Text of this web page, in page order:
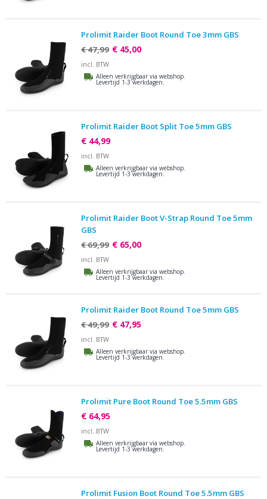
Prolimit Raider Boot Round Toe 3mm GBS
€ 47,99 € 45,00
incl. BTW
Alleen verkrijgbaar via webshop.
Levertijd 1-3 werkdagen.
Prolimit Raider Boot Split Toe 5mm GBS
€ 44,99
incl. BTW
Alleen verkrijgbaar via webshop.
Levertijd 1-3 werkdagen.
Prolimit Raider Boot V-Strap Round Toe 5mm
GBS
€ 69,99 € 65,00
incl. BTW
Alleen verkrijgbaar via webshop.
Levertijd 1-3 werkdagen.
Prolimit Raider Boot Round Toe 5mm GBS
€ 49,99 € 47,95
incl. BTW
Alleen verkrijgbaar via webshop.
Levertijd 1-3 werkdagen.
Prolimit Pure Boot Round Toe 5.5mm GBS
€ 64,95
incl. BTW
Alleen verkrijgbaar via webshop.
Levertijd 1-3 werkdagen.
Prolimit Fusion Boot Round Toe 5.5mm GBS